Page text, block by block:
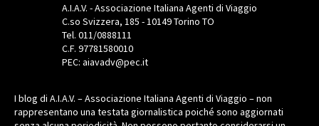
A.I.A.V. - Associazione Italiana Agenti di Viaggio
C.so Svizzera, 185 - 10149 Torino TO
Tel. 011/0888111
C.F. 97781580010
PEC: aiavadv@pec.it
I blog di A.I.A.V. – Associazione Italiana Agenti di Viaggio – non
rappresentano una testata giornalistica poiché sono aggiornati